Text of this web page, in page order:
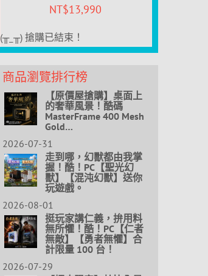
NT$13,990
(╥_╥) 搶購已結束！
商品瀏覽排行榜
【原價屋搶購】桌面上
的奢華風景！酷碼
MasterFrame 400 Mesh
Gold…
2026-07-31
走到哪，幻獸都由我掌
握！酷！PC【聖光幻
獸】【混沌幻獸】送你
玩遊戲。
2026-08-01
挺玩家講仁義，拚用料
無所懼！酷！PC【仁者
無敵】【勇者無懼】合
計限量 100 台！
2026-07-29